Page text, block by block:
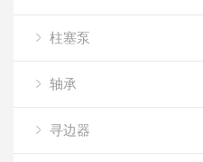
柱塞泵
轴承
寻边器